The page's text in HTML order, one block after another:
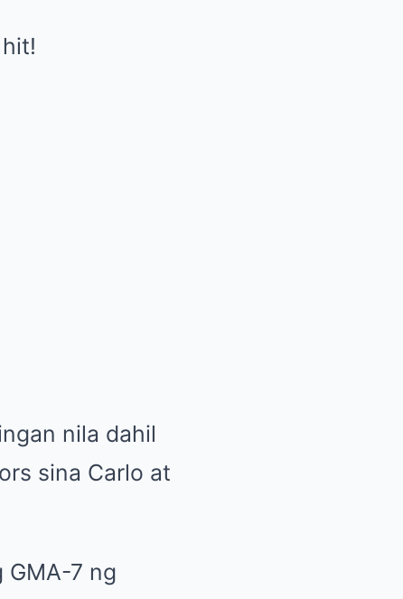
nila dahil
sina Carlo at
GMA-7 ng